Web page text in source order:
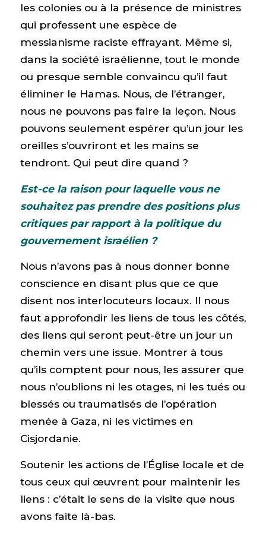
les colonies ou à la présence de ministres
qui professent une espèce de
messianisme raciste effrayant. Même si,
dans la société israélienne, tout le monde
ou presque semble convaincu qu’il faut
éliminer le Hamas. Nous, de l’étranger,
nous ne pouvons pas faire la leçon. Nous
pouvons seulement espérer qu’un jour les
oreilles s’ouvriront et les mains se
tendront. Qui peut dire quand ?
Est-ce la raison pour laquelle vous ne
souhaitez pas prendre des positions plus
critiques par rapport à la politique du
gouvernement israélien ?
Nous n’avons pas à nous donner bonne
conscience en disant plus que ce que
disent nos interlocuteurs locaux. Il nous
faut approfondir les liens de tous les côtés,
des liens qui seront peut-être un jour un
chemin vers une issue. Montrer à tous
qu’ils comptent pour nous, les assurer que
nous n’oublions ni les otages, ni les tués ou
blessés ou traumatisés de l’opération
menée à Gaza, ni les victimes en
Cisjordanie.
Soutenir les actions de l’Église locale et de
tous ceux qui œuvrent pour maintenir les
liens : c’était le sens de la visite que nous
avons faite là-bas.